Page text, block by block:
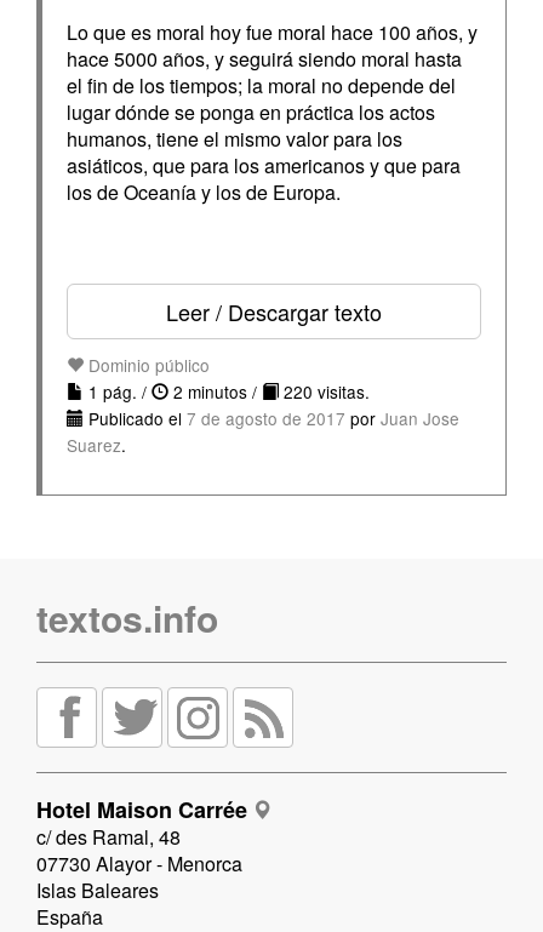
Lo que es moral hoy fue moral hace 100 años, y
hace 5000 años, y seguirá siendo moral hasta
el fin de los tiempos; la moral no depende del
lugar dónde se ponga en práctica los actos
humanos, tiene el mismo valor para los
asiáticos, que para los americanos y que para
los de Oceanía y los de Europa.
Leer / Descargar texto
Dominio público
1 pág. /
2 minutos /
220 visitas.
Publicado el 7 de agosto de 2017 por Juan Jose
Suarez.
textos.info
Hotel Maison Carrée
c/ des Ramal, 48
07730 Alayor - Menorca
Islas Baleares
España